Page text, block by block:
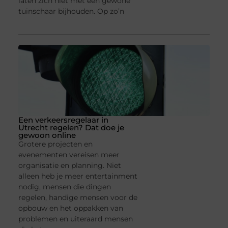
tuinschaar bijhouden. Op zo’n
Een verkeersregelaar in
Utrecht regelen? Dat doe je
gewoon online
Grotere projecten en
evenementen vereisen meer
organisatie en planning. Niet
alleen heb je meer entertainment
nodig, mensen die dingen
regelen, handige mensen voor de
opbouw en het oppakken van
problemen en uiteraard mensen